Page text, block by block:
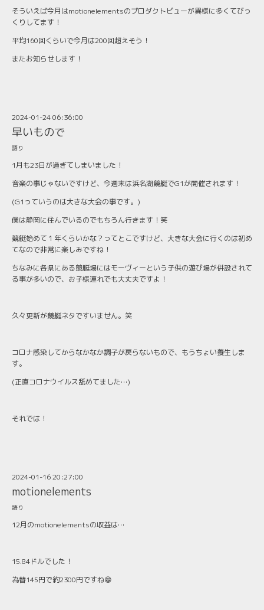
そういえば今月はmotionelementsのプロダクトビューが異様に多くてびっ
くりしてます！
平均160回くらいで今月は200回超えそう！
またお知らせします！
2024-01-24 06:36:00
早いもので
語り
1月も23日が過ぎてしまいました！
音楽の事じゃないですけど、今週末は浜名湖競艇でG1が開催されます！
(G1っていうのは大きな大会の事です。)
僕は静岡に住んでいるのでもちろん行きます！笑
競艇始めて１年くらいかな？ってとこですけど、大きな大会に行くのは初め
てなので非常に楽しみですね！
ちなみに各県にある競艇場にはモーヴィーという子供の遊び場が併設されて
る事が多いので、お子様連れでも大丈夫ですよ！
久々更新が競艇ネタですいません。笑
コロナ感染してからなかなか調子が戻らないもので、もうちょい養生しま
す。
(正直コロナウイルス舐めてました…)
それでは！
2024-01-16 20:27:00
motionelements
語り
12月のmotionelementsの収益は…
15.84ドルでした！
為替145円で約2300円ですね😁